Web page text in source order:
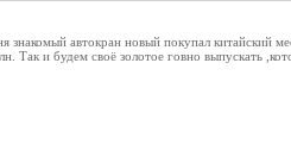
знакомый автокран новый покупал китайский
Так и будем своё золотое говно выпускать